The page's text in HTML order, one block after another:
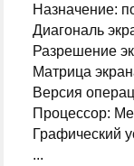
Назначение:
Диагональ
Разрешение
Матрица
Версия
Процессор:
Графический
...